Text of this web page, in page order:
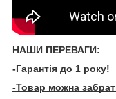
НАШИ ПЕРЕВАГИ:
-Гарантія до 1 року!
-Товар можна